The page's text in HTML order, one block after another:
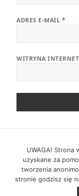
ADRES E-MAIL *
WITRYNA
Poprzedni
wpis:
Zwinny
NASTĘPNY
Zwinny
UWAGA! Strona
uzyskane za
tworzenia
stronie godzisz się